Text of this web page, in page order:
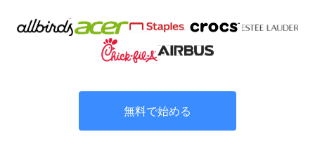
無料で始める